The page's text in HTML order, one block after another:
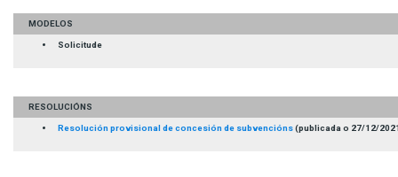
MODELOS
Solicitude
RESOLUCIÓNS
Resolución provisional de concesión de subvencións(publicada o 27/12/